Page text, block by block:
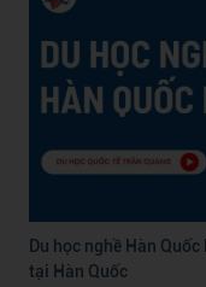
Du học nghề Hàn
tại Hàn Quốc